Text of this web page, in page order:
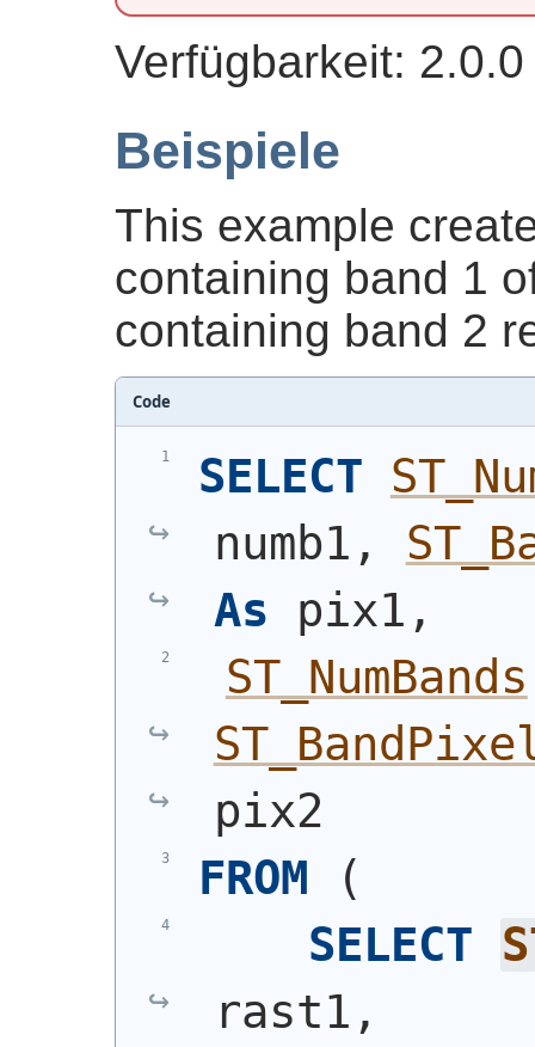
Verfügbarkeit: 2.0.0
Beispiele
This example
containing band 1
containing band 2
Code
SELECT
numb1,
As pix1,
ST_NumBands
pix2
FROM
(
SELECT